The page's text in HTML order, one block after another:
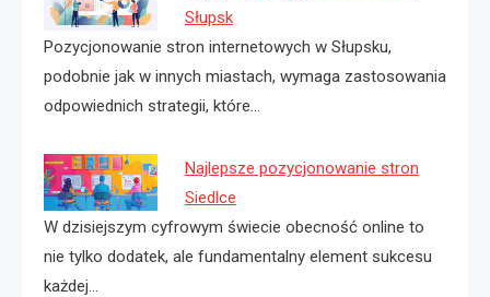
Słupsk
Pozycjonowanie stron internetowych w Słupsku,
podobnie jak w innych miastach, wymaga zastosowania
odpowiednich strategii, które…
Najlepsze pozycjonowanie stron
Siedlce
W dzisiejszym cyfrowym świecie obecność online to
nie tylko dodatek, ale fundamentalny element sukcesu
każdej…